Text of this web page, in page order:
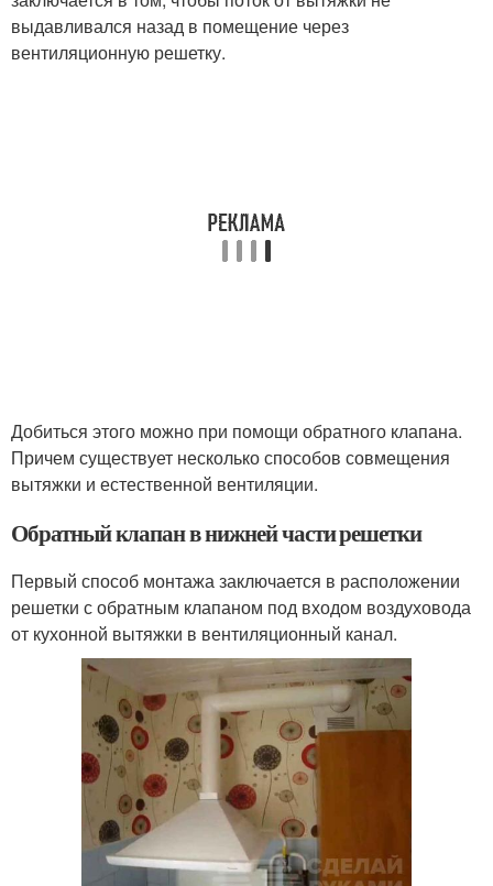
выдавливался назад в помещение через
вентиляционную решетку.
Добиться этого можно при помощи обратного клапана.
Причем существует несколько способов совмещения
вытяжки и естественной вентиляции.
Обратный клапан в нижней части решетки
Первый способ монтажа заключается в расположении
решетки с обратным клапаном под входом воздуховода
от кухонной вытяжки в вентиляционный канал.